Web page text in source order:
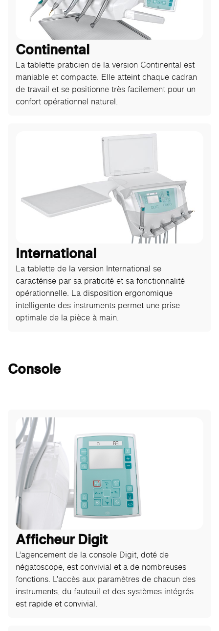
Continental
La tablette praticien de la version Continental est
maniable et compacte. Elle atteint chaque cadran
de travail et se positionne très facilement pour un
confort opérationnel naturel.
International
La tablette de la version International se
caractérise par sa praticité et sa fonctionnalité
opérationnelle. La disposition ergonomique
intelligente des instruments permet une prise
optimale de la pièce à main.
Console
Afficheur Digit
L’agencement de la console Digit, doté de
négatoscope, est convivial et a de nombreuses
fonctions. L’accès aux paramètres de chacun des
instruments, du fauteuil et des systèmes intégrés
est rapide et convivial.